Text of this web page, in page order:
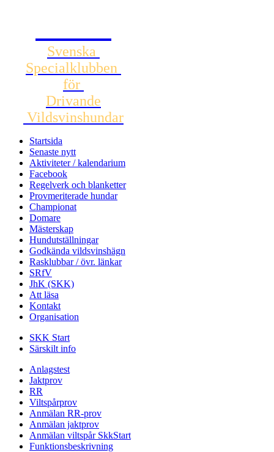
Svenska
Specialklubben
för
Drivande
Vildsvinshundar
Startsida
Senaste nytt
Aktiviteter / kalendarium
Facebook
Regelverk och blanketter
Provmeriterade hundar
Championat
Domare
Mästerskap
Hundutställningar
Godkända vildsvinshägn
Rasklubbar / övr. länkar
SRfV
JhK (SKK)
Att läsa
Kontakt
Organisation
SKK Start
Särskilt info
Anlagstest
Jaktprov
RR
Viltspårprov
Anmälan RR-prov
Anmälan jaktprov
Anmälan viltspår SkkStart
Funktionsbeskrivning